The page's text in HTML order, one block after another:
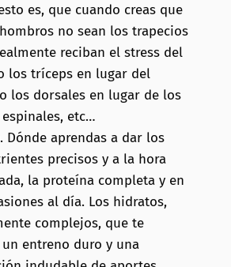
es, que cuando creas que
no sean los trapecios
reciban el stress del
los tríceps en lugar del
los dorsales en lugar de los
etc…
Dónde aprendas a dar los
precisos y a la hora
la proteína completa y en
al día. Los hidratos,
complejos, que te
entreno duro y una